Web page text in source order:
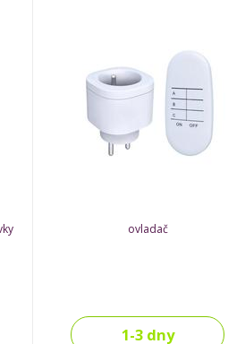
ovladač
1-3 dny